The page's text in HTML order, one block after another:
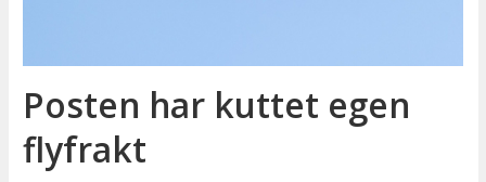
Posten har kuttet egen
flyfrakt